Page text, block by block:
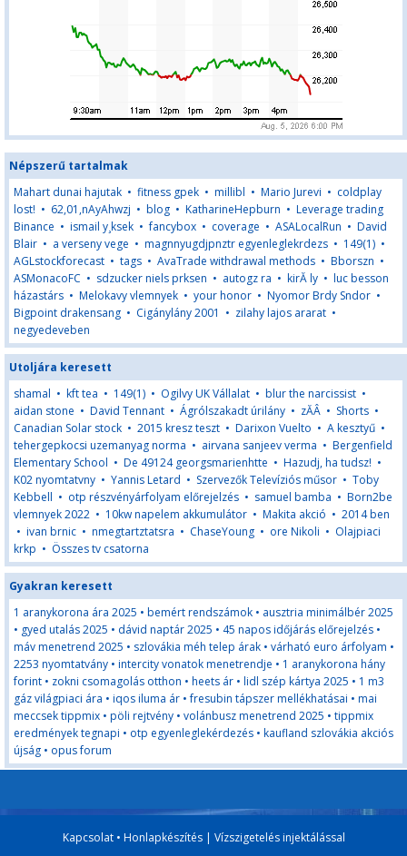
Népszerű tartalmak
Mahart dunai hajutak • fitness gpek • millibl • Mario Jurevi • coldplay
lost! • 62,01,nAyAhwzj • blog • KatharineHepburn • Leverage trading
Binance • ismail y¸ksek •fancybox • coverage • ASALocalRun • David
Blair • a verseny vege • magnnyugdjpnztr egyenleglekrdezs • 149(1) •
AGLstockforecast • tags • AvaTrade withdrawal methods • Bborszn •
ASMonacoFC • sdzucker niels prksen • autogz ra • kirĂ ly • luc besson
házastárs • Melokavy vlemnyek • your honor • Nyomor Brdy Sndor •
Bigpoint drakensang • Cigánylány 2001 • zilahy lajos ararat •
negyedeveben
Utoljára keresett
shamal • kft tea • 149(1) • Ogilvy UK Vállalat • blur the narcissist •
aidan stone • David Tennant • Ágrólszakadt úrilány • zĂÂ • Shorts •
Canadian Solar stock • 2015 kresz teszt • Darixon Vuelto • A kesztyű •
tehergepkocsi uzemanyag norma • airvana sanjeev verma • Bergenfield
Elementary School • De 49124 georgsmarienhtte • Hazudj, ha tudsz! •
K02 nyomtatvny • Yannis Letard • Szervezők Televíziós műsor • Toby
Kebbell • otp részvényárfolyam előrejelzés • samuel bamba • Born2be
vlemnyek 2022 • 10kw napelem akkumulátor • Makita akció • 2014 ben
• ivan brnic • nmegtartztatsra • ChaseYoung • ore Nikoli • Olajpiaci
krkp • Összes tv csatorna
Gyakran keresett
1 aranykorona ára 2025 • bemért rendszámok • ausztria minimálbér 2025
• gyed utalás 2025 • dávid naptár 2025 • 45 napos időjárás előrejelzés •
máv menetrend 2025 • szlovákia méh telep árak • várható euro árfolyam •
2253 nyomtatvány • intercity vonatok menetrendje • 1 aranykorona hány
forint • zokni csomagolás otthon • heets ár • lidl szép kártya 2025 • 1 m3
gáz világpiaci ára • iqos iluma ár •fresubin tápszer mellékhatásai • mai
meccsek tippmix • pöli rejtvény • volánbusz menetrend 2025 • tippmix
eredmények tegnapi • otp egyenleglekérdezés • kaufland szlovákia akciós
újság • opus forum
Kapcsolat• Honlapkészítés| Vízszigetelés injektálással